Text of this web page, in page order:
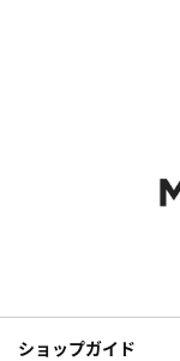
ショップガイド